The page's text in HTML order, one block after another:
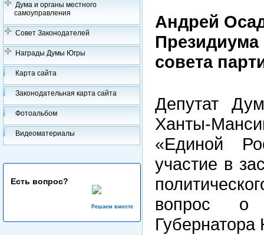
Дума и органы местного
самоуправления
Совет Законодателей
Награды Думы Югры
Карта сайта
Законодательная карта сайта
Фотоальбом
Видеоматериалы
Есть вопрос?
Решаем вместе
Андрей
Президиума
совета
Депутат
Ханты-
«Единой
участие в
вопрос о